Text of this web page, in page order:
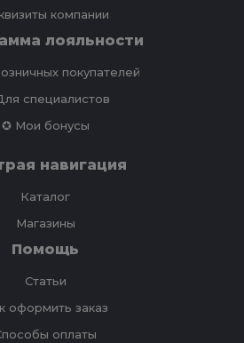
компании
лояльности
покупателей
специалистов
✪ Мои бонусы
навигация
Каталог
Магазины
Помощь
Статьи
оформить заказ
оплаты